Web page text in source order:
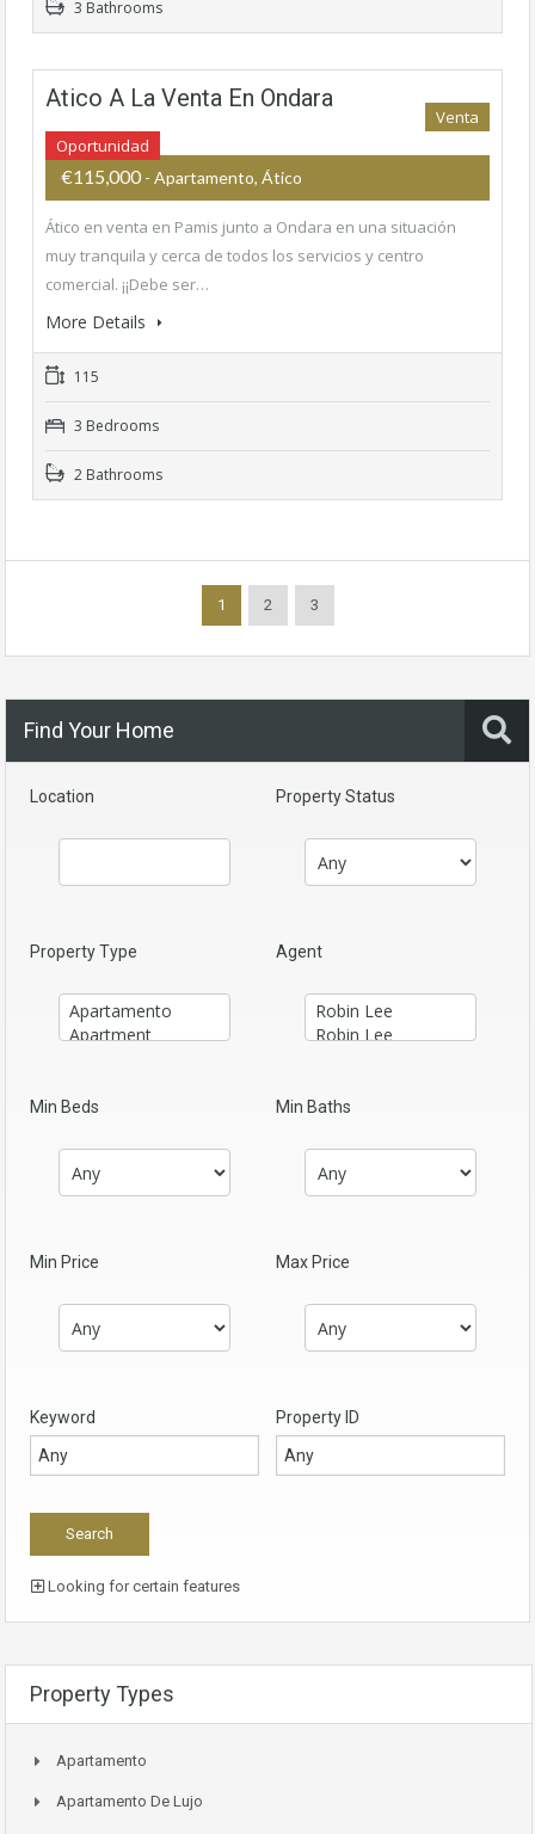
3 Bathrooms
Atico A La Venta En Ondara
Oportunidad
Venta
€115,000 - Apartamento, Ático
Ático en venta en Pamis junto a Ondara en una situación
muy tranquila y cerca de todos los servicios y centro
comercial. ¡¡Debe ser…
More Details
115
3 Bedrooms
2 Bathrooms
1 2 3
Find Your Home
Location Property Status
Property Type Agent
Min Beds Min Baths
Min Price Max Price
Keyword Property ID
Looking for certain features
Property Types
Apartamento
Apartamento De Lujo